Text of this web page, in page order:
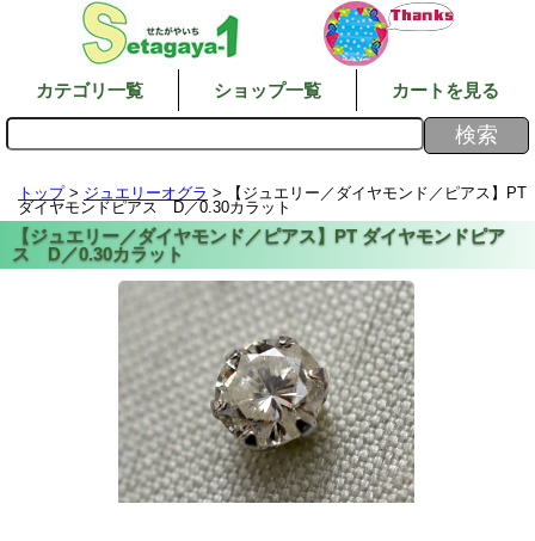
カテゴリ一覧 ショップ一覧 カートを見る
トップ> ジュエリーオグラ > 【ジュエリー／ダイヤモンド／ピアス】PT
ダイヤモンドピアス D／0.30カラット